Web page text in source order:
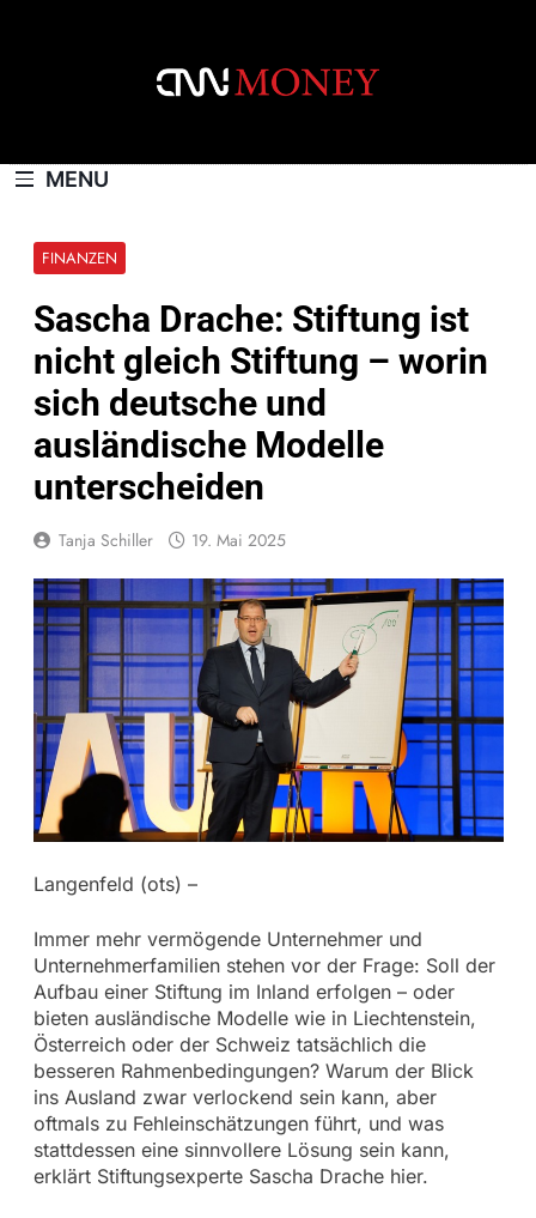
MENU
FINANZEN
Sascha Drache: Stiftung ist
nicht gleich Stiftung – worin
sich deutsche und
ausländische Modelle
unterscheiden
Tanja Schiller 19. Mai 2025
Langenfeld (ots) –
Immer mehr vermögende Unternehmer und
Unternehmerfamilien stehen vor der Frage: Soll der
Aufbau einer Stiftung im Inland erfolgen – oder
bieten ausländische Modelle wie in Liechtenstein,
Österreich oder der Schweiz tatsächlich die
besseren Rahmenbedingungen? Warum der Blick
ins Ausland zwar verlockend sein kann, aber
oftmals zu Fehleinschätzungen führt, und was
stattdessen eine sinnvollere Lösung sein kann,
erklärt Stiftungsexperte Sascha Drache hier.